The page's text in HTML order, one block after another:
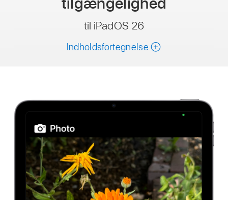
til iPadOS 26
Indholdsfortegnelse